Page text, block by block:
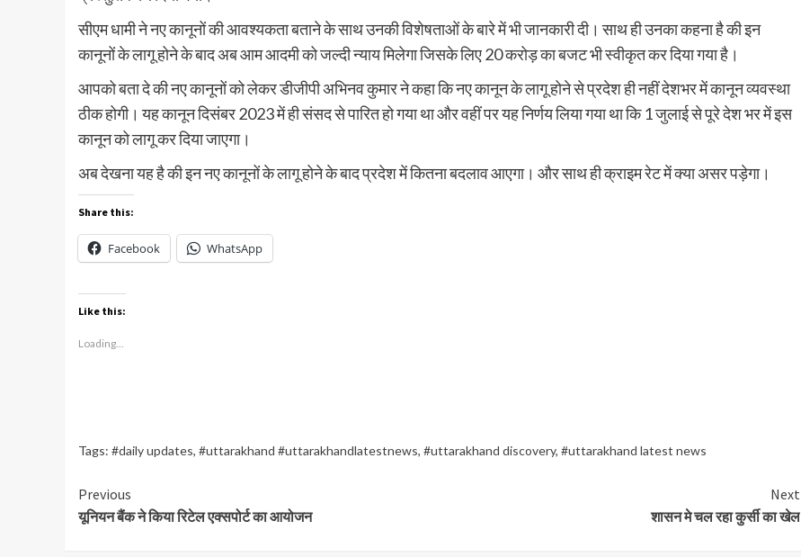
सीएम धामी ने नए कानूनों की आवश्यकता बताने के साथ उनकी विशेषताओं के बारे में भी जानकारी दी। साथ ही उनका कहना है की इन
कानूनों के लागू होने के बाद अब आम आदमी को जल्दी न्याय मिलेगा जिसके लिए 20 करोड़ का बजट भी स्वीकृत कर दिया गया है।
आपको बता दे की नए कानूनों को लेकर डीजीपी अभिनव कुमार ने कहा कि नए कानून के लागू होने से प्रदेश ही नहीं देशभर में कानून व्यवस्था
ठीक होगी। यह कानून दिसंबर 2023 में ही संसद से पारित हो गया था और वहीं पर यह निर्णय लिया गया था कि 1 जुलाई से पूरे देश भर में इस
कानून को लागू कर दिया जाएगा।
अब देखना यह है की इन नए कानूनों के लागू होने के बाद प्रदेश में कितना बदलाव आएगा। और साथ ही क्राइम रेट में क्या असर पड़ेगा।
Share this:
Facebook WhatsApp
Like this:
Loading...
Tags: #daily updates, #uttarakhand #uttarakhandlatestnews, #uttarakhand discovery, #uttarakhand latest news
Continue
Reading
Previous
यूनियन बैंक ने किया रिटेल एक्सपोर्ट का आयोजन
Next
शासन मे चल रहा कुर्सी का खेल